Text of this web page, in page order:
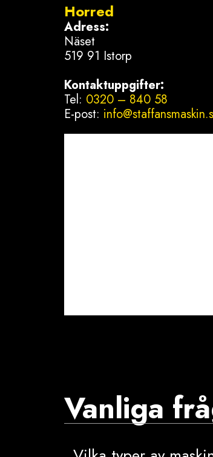
Horred
Adress:
Näset
519 91 Istorp
Kontaktuppgifter:
Tel: 0320 – 840 58
E-post:
Vanliga